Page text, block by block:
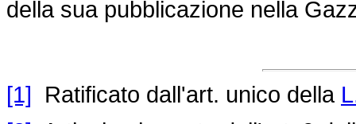
della sua pubblicazione nella
[1] Ratificato dall'art. unico della